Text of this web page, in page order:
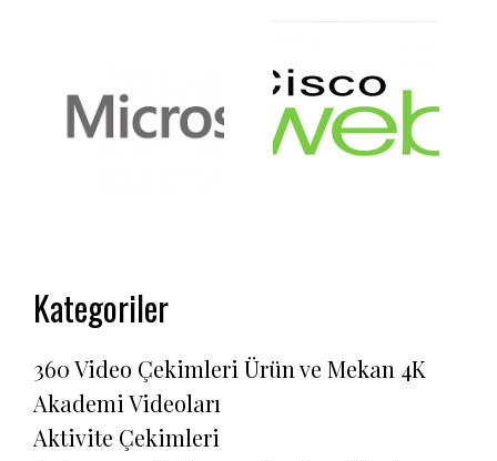
Kategoriler
360 Video Çekimleri Ürün ve Mekan 4K
Akademi Videoları
Aktivite Çekimleri